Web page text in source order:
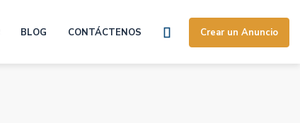
BLOG CONTÁCTENOS Crear un Anuncio